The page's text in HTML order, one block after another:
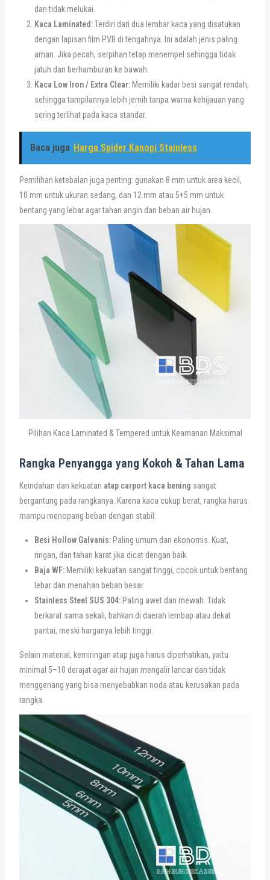
dan tidak melukai.
Kaca Laminated:Terdiri dari dua lembar kaca yang disatukan
dengan lapisan film PVB di tengahnya. Ini adalah jenis paling
aman. Jika pecah, serpihan tetap menempel sehingga tidak
jatuh dan berhamburan ke bawah.
Kaca Low Iron / Extra Clear:Memiliki kadar besi sangat rendah,
sehingga tampilannya lebih jernih tanpa warna kehijauan yang
sering terlihat pada kaca standar.
Baca juga Harga Spider Kanopi Stainless
Pemilihan ketebalan juga penting: gunakan 8 mm untuk area kecil,
10 mm untuk ukuran sedang, dan 12 mm atau 5+5 mm untuk
bentang yang lebar agar tahan angin dan beban air hujan.
Pilihan Kaca Laminated & Tempered untuk Keamanan Maksimal
Rangka Penyangga yang Kokoh & Tahan Lama
Keindahan dan kekuatan atap carport kaca bening sangat
bergantung pada rangkanya. Karena kaca cukup berat, rangka harus
mampu menopang beban dengan stabil:
Besi Hollow Galvanis:Paling umum dan ekonomis. Kuat,
ringan, dan tahan karat jika dicat dengan baik.
Baja WF:Memiliki kekuatan sangat tinggi, cocok untuk bentang
lebar dan menahan beban besar.
Stainless Steel SUS 304:Paling awet dan mewah. Tidak
berkarat sama sekali, bahkan di daerah lembap atau dekat
pantai, meski harganya lebih tinggi.
Selain material, kemiringan atap juga harus diperhatikan, yaitu
minimal 5–10 derajat agar air hujan mengalir lancar dan tidak
menggenang yang bisa menyebabkan noda atau kerusakan pada
rangka.